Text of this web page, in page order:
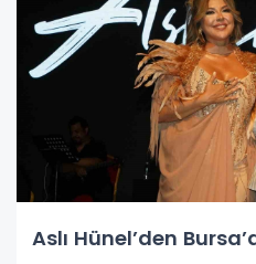
Aslı Hünel’den